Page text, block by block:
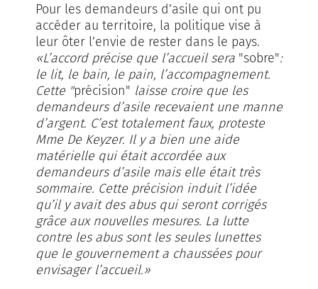
Pour les demandeurs d’asile qui ont pu
accéder au territoire, la politique vise à
leur ôter l’envie de rester dans le pays.
«L’accord précise que l’accueil sera "sobre":
le lit, le bain, le pain, l’accompagnement.
Cette "précision" laisse croire que les
demandeurs d’asile recevaient une manne
d’argent. C’est totalement faux, proteste
Mme De Keyzer. Il y a bien une aide
matérielle qui était accordée aux
demandeurs d’asile mais elle était très
sommaire. Cette précision induit l’idée
qu’il y avait des abus qui seront corrigés
grâce aux nouvelles mesures. La lutte
contre les abus sont les seules lunettes
que le gouvernement a chaussées pour
envisager l’accueil.»